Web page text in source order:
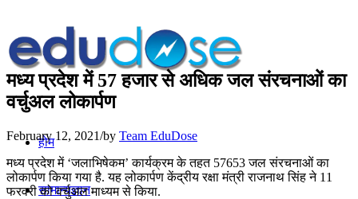
होम
सामान्यज्ञान
मध्य प्रदेश में 57 हजार से अधिक जल संरचनाओं का
वर्चुअल लोकार्पण
February 12, 2021/by Team EduDose
मध्य प्रदेश में ‘जलाभिषेकम’ कार्यक्रम के तहत 57653 जल संरचनाओं का
लोकार्पण किया गया है. यह लोकार्पण केंद्रीय रक्षा मंत्री राजनाथ सिंह ने 11
फरवरी को वर्चुअल माध्यम से किया.